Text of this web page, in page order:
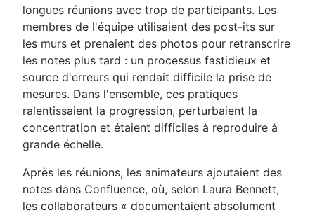
longues réunions avec trop de participants. Les
membres de l'équipe utilisaient des post-its sur
les murs et prenaient des photos pour retranscrire
les notes plus tard : un processus fastidieux et
source d'erreurs qui rendait difficile la prise de
mesures. Dans l'ensemble, ces pratiques
ralentissaient la progression, perturbaient la
concentration et étaient difficiles à reproduire à
grande échelle.
Après les réunions, les animateurs ajoutaient des
notes dans Confluence, où, selon Laura Bennett,
les collaborateurs « documentaient absolument